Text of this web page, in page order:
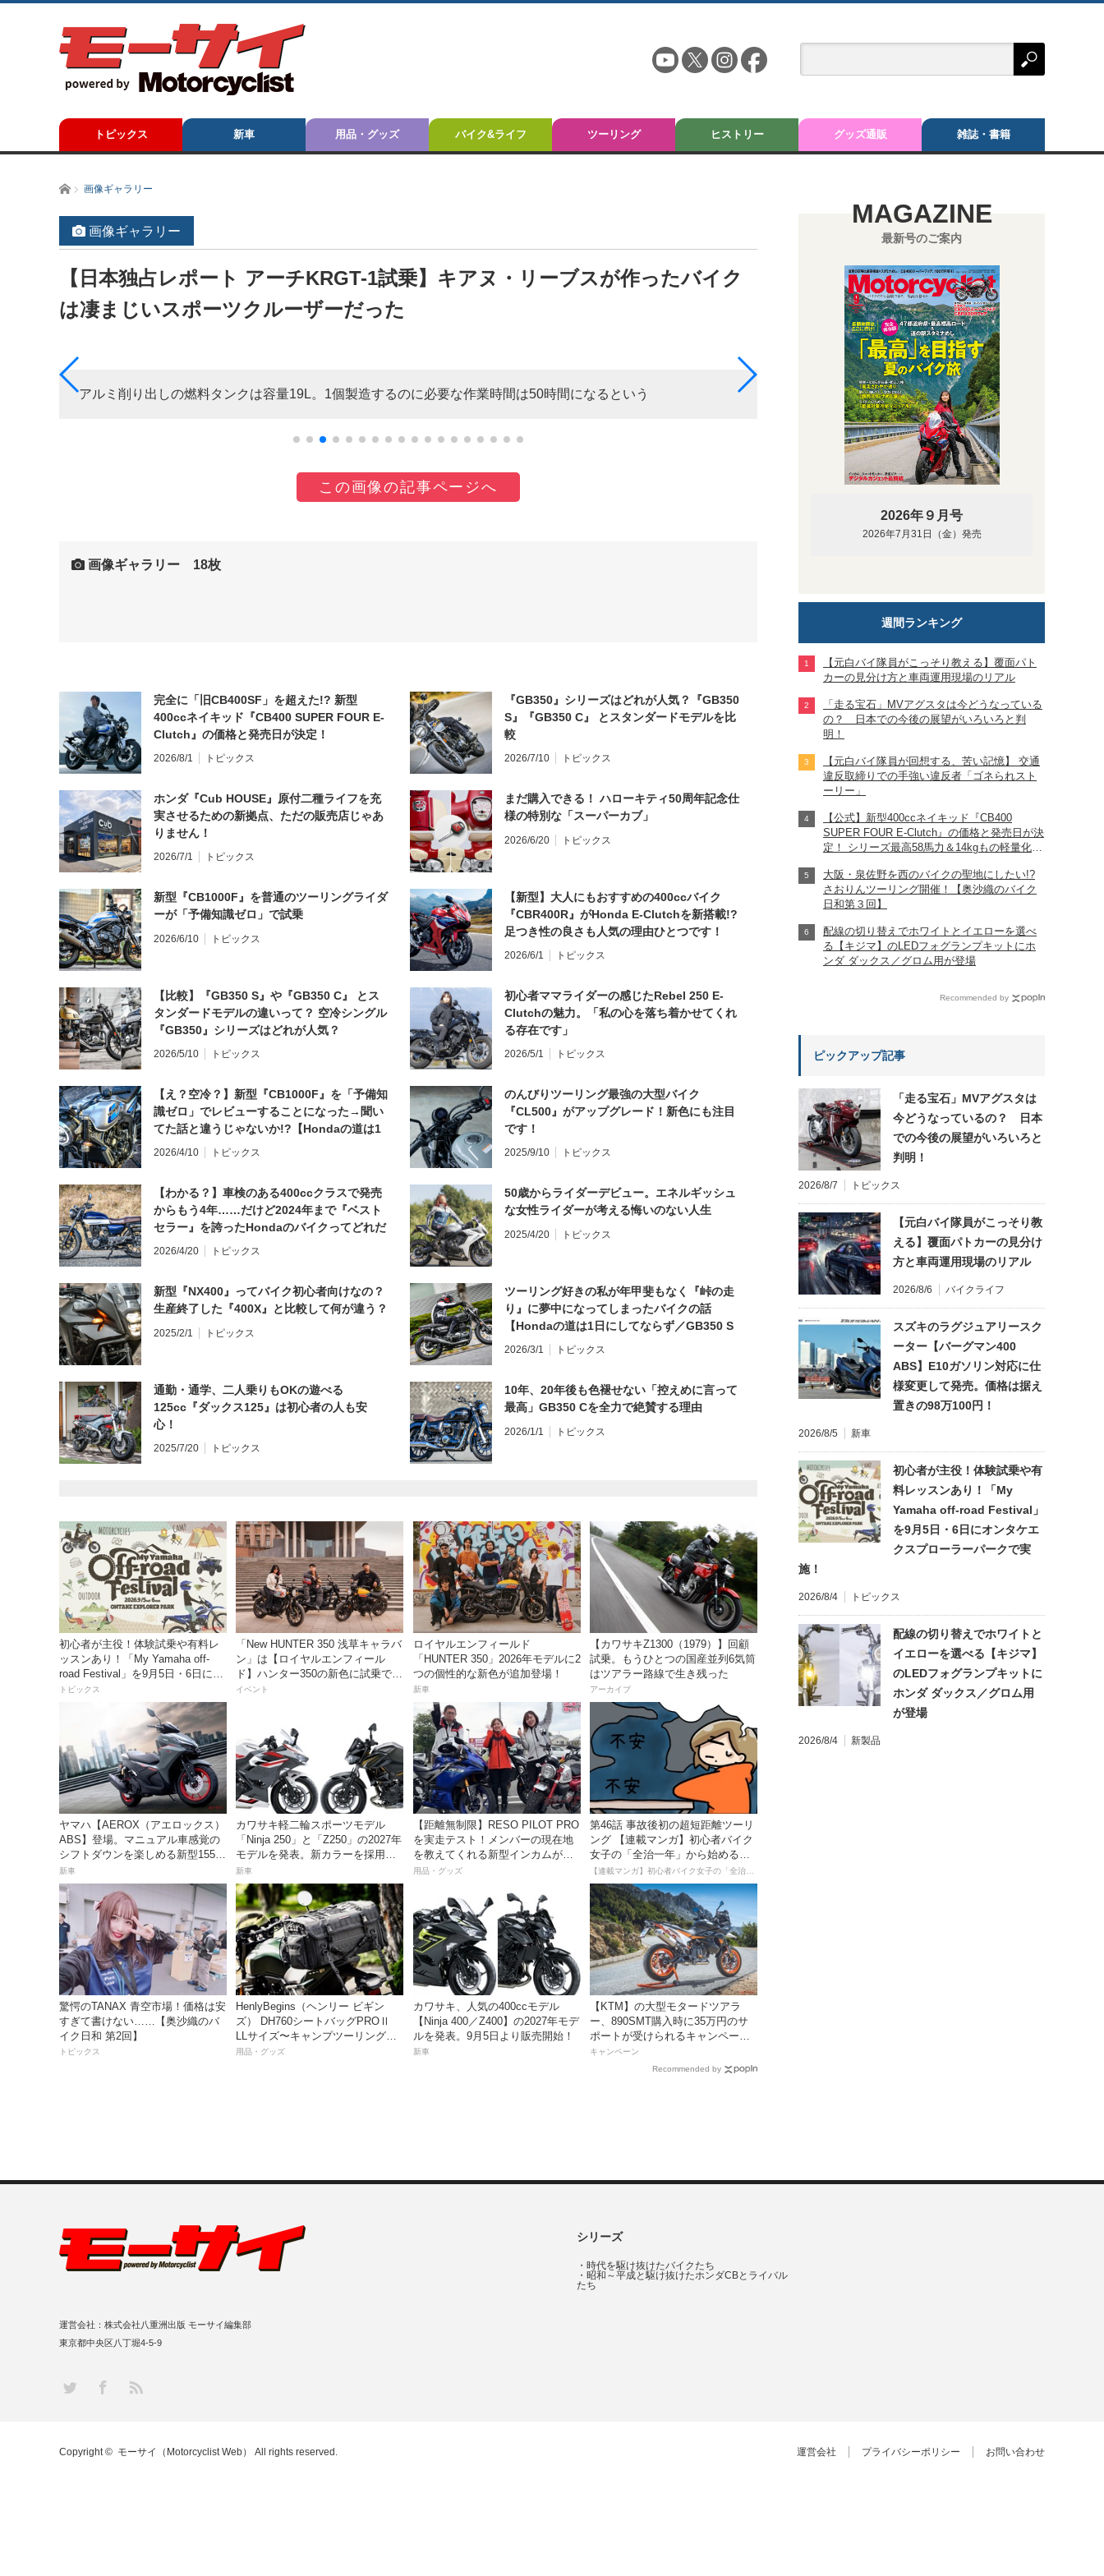
トピックス 新車 用品・グッズ バイク&ライフ ツーリング ヒストリー グッズ通販 雑誌・書籍
ホーム画像ギャラリー
画像ギャラリー
【日本独占レポート アーチKRGT-1試乗】キアヌ・リーブスが作ったバイク
は凄まじいスポーツクルーザーだった
アルミ削り出しの燃料タンクは容量19L。1個製造するのに必要な作業時間は50時間になるという 最新の2020年型からはデジタル液晶メーターに変更
この画像の記事ページへ
画像ギャラリー 18枚
完全に「旧CB400SF」を超えた!? 新型
400ccネイキッド『CB400 SUPER FOUR E-
Clutch』の価格と発売日が決定！
2026/8/1 トピックス
『GB350』シリーズはどれが人気？『GB350
S』『GB350 C』 とスタンダードモデルを比
較
2026/7/10 トピックス
ホンダ『Cub HOUSE』原付二種ライフを充
実させるための新拠点、ただの販売店じゃあ
りません！
2026/7/1 トピックス
まだ購入できる！ ハローキティ50周年記念仕
様の特別な「スーパーカブ」
2026/6/20 トピックス
新型『CB1000F』を普通のツーリングライダ
ーが「予備知識ゼロ」で試乗
2026/6/10 トピックス
【新型】大人にもおすすめの400ccバイク
『CBR400R』がHonda E-Clutchを新搭載!?
足つき性の良さも人気の理由ひとつです！
2026/6/1 トピックス
【比較】『GB350 S』や『GB350 C』 とス
タンダードモデルの違いって？ 空冷シングル
『GB350』シリーズはどれが人気？
2026/5/10 トピックス
初心者ママライダーの感じたRebel 250 E-
Clutchの魅力。「私の心を落ち着かせてくれ
る存在です」
2026/5/1 トピックス
【え？空冷？】新型『CB1000F』を「予備知
識ゼロ」でレビューすることになった→聞い
てた話と違うじゃないか!?【Hondaの道は1
日にしてならず／CB1000F ①第一印象 編】
2026/4/10 トピックス
のんびりツーリング最強の大型バイク
『CL500』がアップグレード！新色にも注目
です！
2025/9/10 トピックス
【わかる？】車検のある400ccクラスで発売
からもう4年……だけど2024年まで『ベスト
セラー』を誇ったHondaのバイクってどれだ
と思う？
2026/4/20 トピックス
50歳からライダーデビュー。エネルギッシュ
な女性ライダーが考える悔いのない人生
2025/4/20 トピックス
新型『NX400』ってバイク初心者向けなの？
生産終了した『400X』と比較して何が違う？
2025/2/1 トピックス
ツーリング好きの私が年甲斐もなく『峠の走
り』に夢中になってしまったバイクの話
【Hondaの道は1日にしてならず／GB350 S
インプレ・レビュー 前編】
2026/3/1 トピックス
通勤・通学、二人乗りもOKの遊べる
125cc『ダックス125』は初心者の人も安
心！
2025/7/20 トピックス
10年、20年後も色褪せない「控えめに言って
最高」GB350 Cを全力で絶賛する理由
2026/1/1 トピックス
初心者が主役！体験試乗や有料レ
ッスンあり！「My Yamaha off-
road Festival」を9月5日・6日にオ
ンタケエクスプローラーパークで
トピックス
「New HUNTER 350 浅草キャラバ
ン」は【ロイヤルエンフィール
ド】ハンター350の新色に試乗でき
るチャンス！
イベント
ロイヤルエンフィールド
「HUNTER 350」2026年モデルに2
つの個性的な新色が追加登場！
新車
【カワサキZ1300（1979）】回顧
試乗。もうひとつの国産並列6気筒
はツアラー路線で生き残った
アーカイブ
ヤマハ【AEROX（アエロックス）
ABS】登場。マニュアル車感覚の
シフトダウンを楽しめる新型155cc
スポーツスクーター8月31日発売。
価格48万1800円
新車
カワサキ軽二輪スポーツモデル
「Ninja 250」と「Z250」の2027年
モデルを発表。新カラーを採用し9
月5日より発売！
新車
【距離無制限】RESO PILOT PRO
を実走テスト！メンバーの現在地
を教えてくれる新型インカムがめ
っちゃ便利な３つの理由【動画付
用品・グッズ
第46話 事故後初の超短距離ツーリ
ング 【連載マンガ】初心者バイク
女子の「全治一年」から始める起
死回生日記
【連載マンガ】初心者バイク女子の「全治一年」から始める起死回生日記
驚愕のTANAX 青空市場！価格は安
すぎて書けない……【奥沙織のバ
イク日和 第2回】
トピックス
HenlyBegins（ヘンリー ビギン
ズ） DH760シートバッグPROⅡ
LLサイズ〜キャンプツーリングに
も安心の大容量ツアーバッグ〜
用品・グッズ
カワサキ、人気の400ccモデル
【Ninja 400／Z400】の2027年モデ
ルを発表。9月5日より販売開始！
新車
【KTM】の大型モタードツアラ
ー、890SMT購入時に35万円のサ
ポートが受けられるキャンペーン
を実施中！
キャンペーン
Recommended by
MAGAZINE
最新号のご案内
2026年９月号
2026年7月31日（金）発売
週間ランキング
【元白バイ隊員がこっそり教える】覆面パト
カーの見分け方と車両運用現場のリアル
「走る宝石」MVアグスタは今どうなっている
の？ 日本での今後の展望がいろいろと判
明！
【元白バイ隊員が回想する、苦い記憶】 交通
違反取締りでの手強い違反者「ゴネられスト
ーリー」
【公式】新型400ccネイキッド『CB400
SUPER FOUR E-Clutch』の価格と発売日が決
定！ シリーズ最高58馬力＆14kgもの軽量化!?
【Honda2026新車ニュース】
大阪・泉佐野を西のバイクの聖地にしたい!?
さおりんツーリング開催！【奥沙織のバイク
日和第３回】
配線の切り替えでホワイトとイエローを選べ
る【キジマ】のLEDフォグランプキットにホ
ンダ ダックス／グロム用が登場
Recommended by
ピックアップ記事
「走る宝石」MVアグスタは
今どうなっているの？ 日本
での今後の展望がいろいろと
判明！
2026/8/7 トピックス
【元白バイ隊員がこっそり教
える】覆面パトカーの見分け
方と車両運用現場のリアル
2026/8/6 バイクライフ
スズキのラグジュアリースク
ーター【バーグマン400
ABS】E10ガソリン対応に仕
様変更して発売。価格は据え
置きの98万100円！
2026/8/5 新車
初心者が主役！体験試乗や有
料レッスンあり！「My
Yamaha off-road Festival」
を9月5日・6日にオンタケエ
クスプローラーパークで実
施！
2026/8/4 トピックス
配線の切り替えでホワイトと
イエローを選べる【キジマ】
のLEDフォグランプキットに
ホンダ ダックス／グロム用
が登場
2026/8/4 新製品
シリーズ
・ 時代を駆け抜けたバイクたち
・ 昭和～平成と駆け抜けたホンダCBとライバル
たち
運営会社：株式会社八重洲出版 モーサイ編集部
東京都中央区八丁堀4-5-9
Twitter Facebook
RSS
運営会社 プライバシーポリシー お問い合わせ
Copyright © モーサイ（Motorcyclist Web） All rights reserved.